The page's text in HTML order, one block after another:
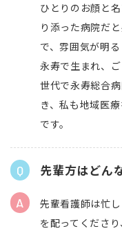
ひとりのお顔と
り添った病院だ
で、雰囲気が明
永寿で生まれ、
世代で永寿総合
き、私も地域医
です。
先輩方はどん
先輩看護師は忙
を配ってくださ